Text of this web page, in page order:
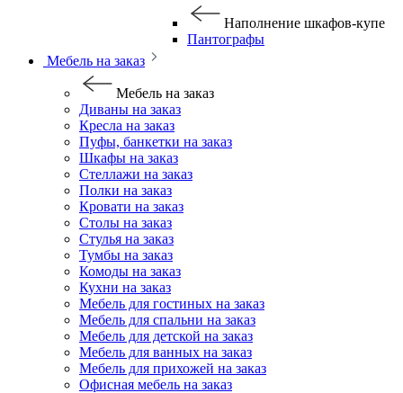
Наполнение шкафов-купе
Пантографы
Мебель на заказ
Мебель на заказ
Диваны на заказ
Кресла на заказ
Пуфы, банкетки на заказ
Шкафы на заказ
Стеллажи на заказ
Полки на заказ
Кровати на заказ
Столы на заказ
Стулья на заказ
Тумбы на заказ
Комоды на заказ
Кухни на заказ
Мебель для гостиных на заказ
Мебель для спальни на заказ
Мебель для детской на заказ
Мебель для ванных на заказ
Мебель для прихожей на заказ
Офисная мебель на заказ